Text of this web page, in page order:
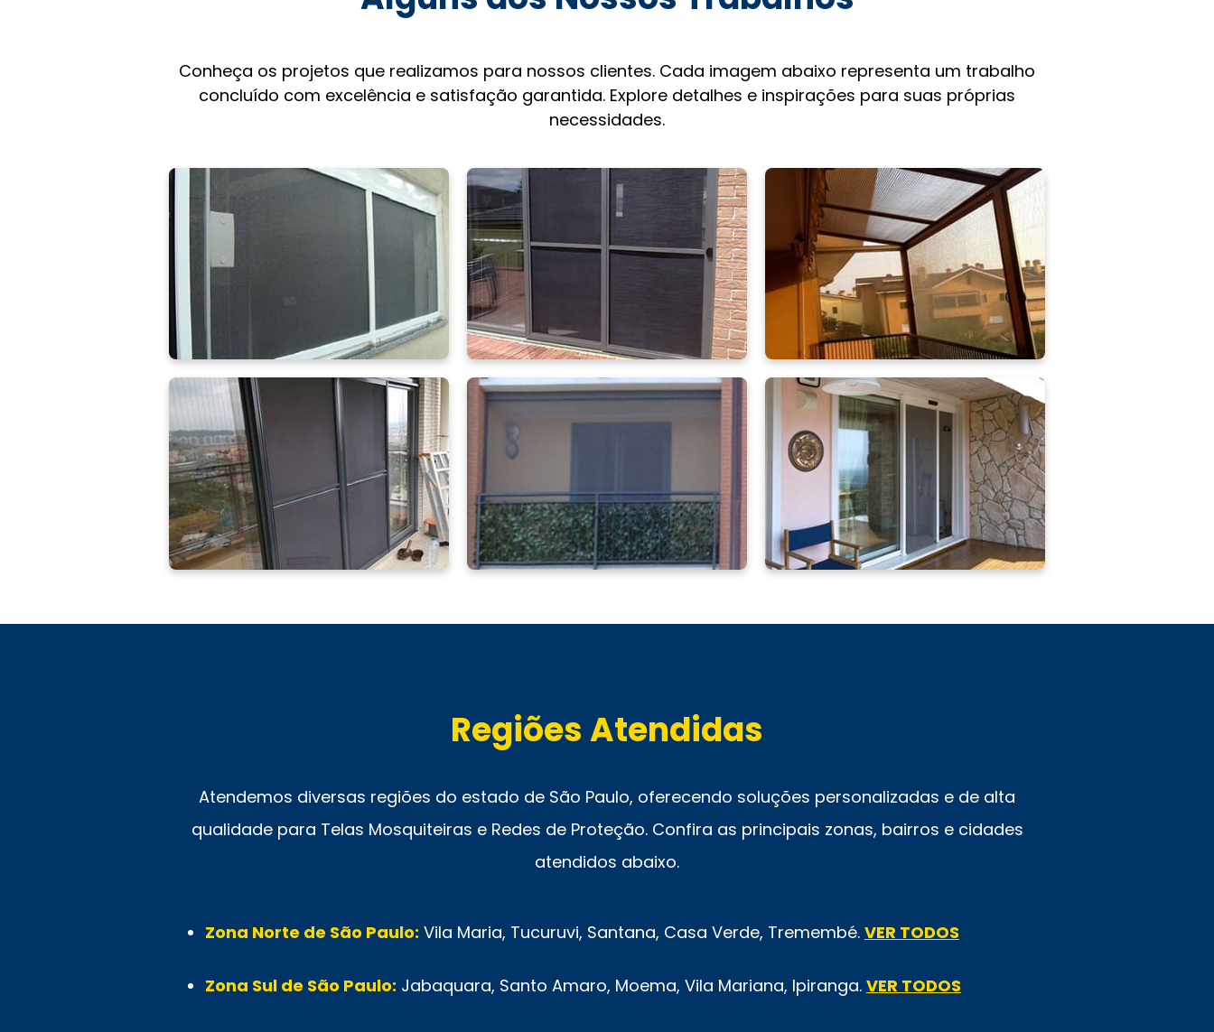
Conheça os projetos que realizamos para nossos clientes. Cada imagem abaixo representa um trabalho
concluído com excelência e satisfação garantida. Explore detalhes e inspirações para suas próprias
necessidades.
Regiões Atendidas
Atendemos diversas regiões do estado de São Paulo, oferecendo soluções personalizadas e de alta
qualidade para Telas Mosquiteiras e Redes de Proteção. Confira as principais zonas, bairros e cidades
atendidos abaixo.
Zona Norte de São Paulo: Vila Maria, Tucuruvi, Santana, Casa Verde, Tremembé. VER TODOS
Zona Sul de São Paulo: Jabaquara, Santo Amaro, Moema, Vila Mariana, Ipiranga. VER TODOS